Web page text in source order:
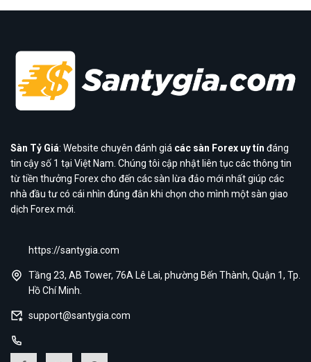
Sàn Tỷ Giá: Website chuyên đánh giá các sàn Forex uy tín đáng
tin cậy số 1 tại Việt Nam. Chúng tôi cập nhật liên tục các thông tin
từ tiền thưởng Forex cho đến các sàn lừa đảo mới nhất giúp các
nhà đầu tư có cái nhìn đúng đắn khi chọn cho mình một sàn giao
dịch Forex mới.
https://santygia.com
Tầng 23, AB Tower, 76A Lê Lai, phường Bến Thành, Quận 1, Tp.
Hồ Chí Minh.
support@santygia.com